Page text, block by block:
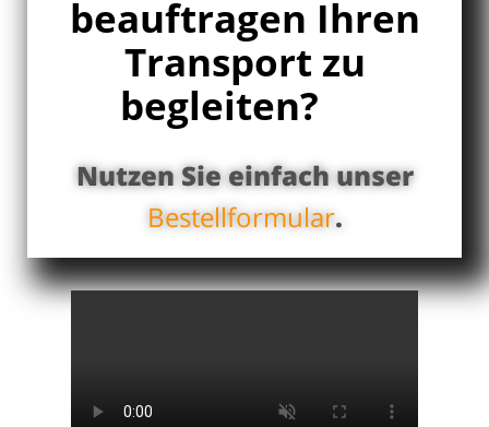
beauftragen Ihren
Transport zu
begleiten?
Nutzen Sie einfach unser
Bestellformular.